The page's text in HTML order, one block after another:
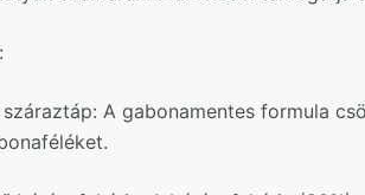
száraztáp: A gabonamentes formula